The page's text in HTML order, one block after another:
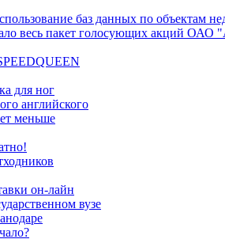
баз данных по объектам
весь пакет голосующих акций ОАО
для ног
английского
меньше
он-лайн
вузе